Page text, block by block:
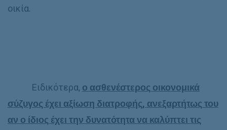
οικία.
Ειδικότερα, ο ασθενέστερος οικονομικά
σύζυγος έχει αξίωση διατροφής, ανεξαρτήτως του
αν ο ίδιος έχει την δυνατότητα να καλύπτει τις